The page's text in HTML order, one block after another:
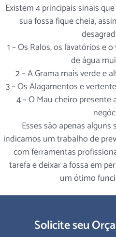
Existem 4 principais sinais
sua fossa fique cheia,
1 – Os Ralos, os lavatórios e
de água
2 – A Grama mais verde e
3 – Os Alagamentos e
4 – O Mau cheiro presente
Esses são apenas
indicamos um trabalho de
com ferramentas
tarefa e deixar a fossa em
um ótimo
Solicite seu